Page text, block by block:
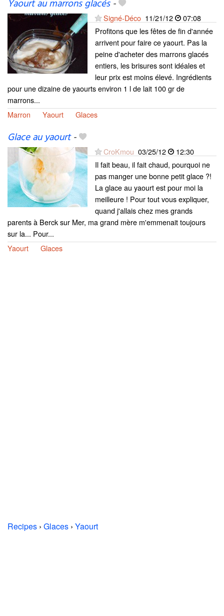
Yaourt au marrons glacés-
Signé-Déco 11/21/12
07:08
Profitons que les fêtes de fin d'année
arrivent pour faire ce yaourt. Pas la
peine d'acheter des marrons glacés
entiers, les brisures sont idéales et
leur prix est moins élevé. Ingrédients
pour une dizaine de yaourts environ 1 l de lait 100 gr de
marrons...
Marron
Yaourt Glaces
Glace au yaourt-
CroKmou 03/25/12
12:30
Il fait beau, il fait chaud, pourquoi ne
pas manger une bonne petit glace ?!
La glace au yaourt est pour moi la
meilleure ! Pour tout vous expliquer,
quand j'allais chez mes grands
parents à Berck sur Mer, ma grand mère m'emmenait toujours
sur la... Pour...
Yaourt
Glaces
Recipes › Glaces › Yaourt